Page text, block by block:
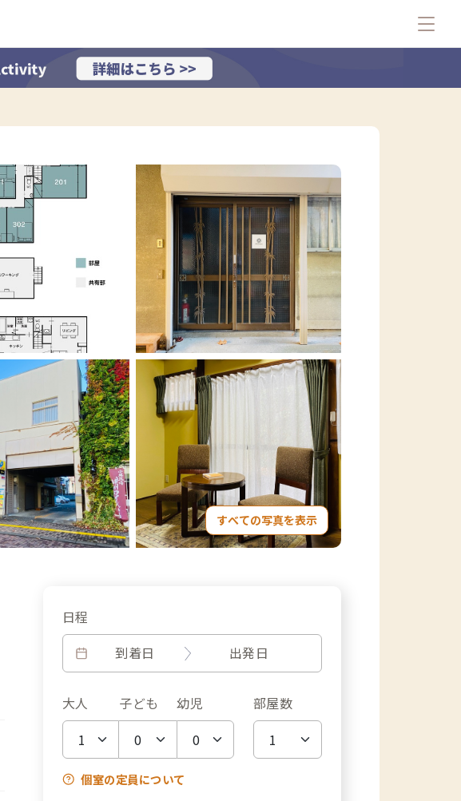
すべての写真を表示
日程
到着日
出発日
大人 子ども 幼児 部屋数
個室の定員について